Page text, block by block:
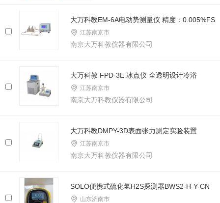
大万科教EM-6A电动势测量仪 精度：0.005%FS
江苏南京市
南京大万科教仪器有限公司
大万科教 FPD-3E 冰点仪 全透明设计冷浴
江苏南京市
南京大万科教仪器有限公司
大万科教DMPY-3D表面张力测定实验装置
江苏南京市
南京大万科教仪器有限公司
SOLO便携式硫化氢H2S探测器BWS2-H-Y-CN
山东济南市